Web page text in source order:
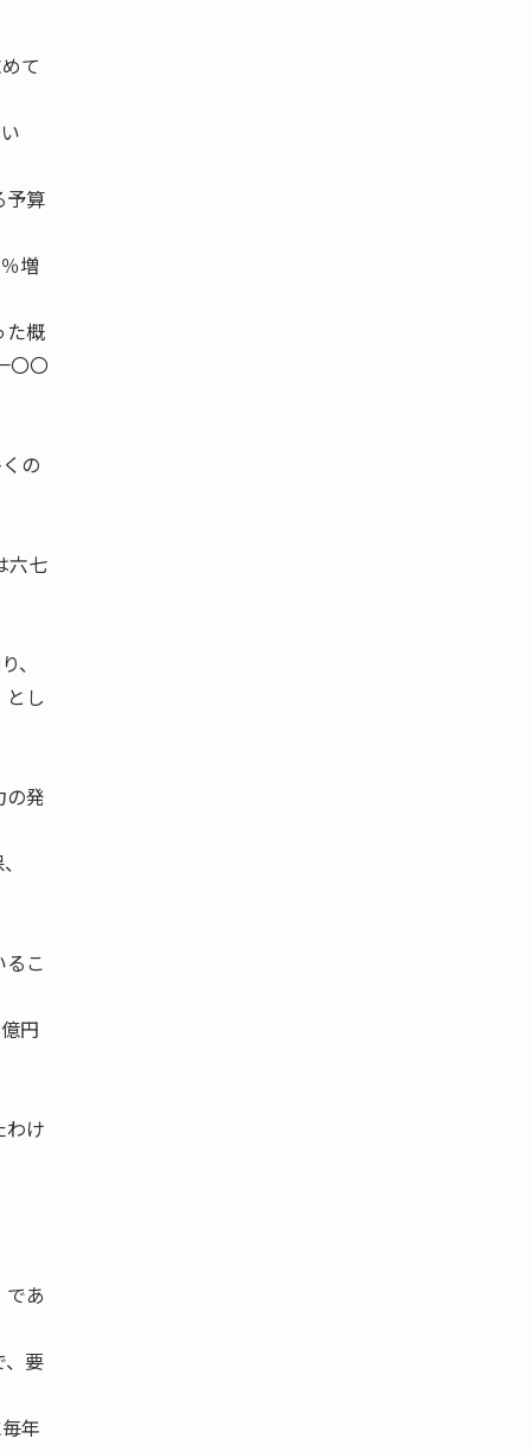
て
予算
増
た概
〇〇
の
六七
、
し
の発
こ
円
わけ
あ
、要
年